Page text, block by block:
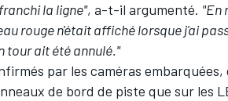
la ligne", a-t-il argumenté. "En
rouge n'était affiché lorsque j'ai
tour ait été annulé."
par les caméras
de bord de piste que sur les